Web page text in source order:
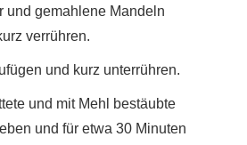
und gemahlene Mandeln
verrühren.
und kurz unterrühren.
und mit Mehl bestäubte
und für etwa 30 Minuten